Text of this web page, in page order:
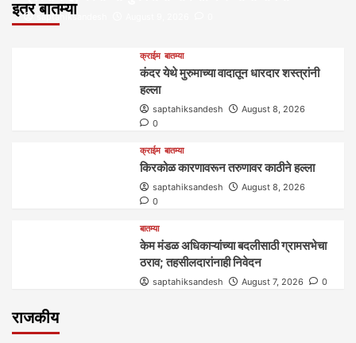
इतर बातम्या
saptahiksandesh
क्राईम बातम्या
कंदर येथे मुरुमाच्या वादातून धारदार शस्त्रांनी
हल्ला
saptahiksandesh
August 8, 2026
0
क्राईम बातम्या
किरकोळ कारणावरून तरुणावर काठीने हल्ला
saptahiksandesh
August 8, 2026
0
बातम्या
केम मंडळ अधिकाऱ्यांच्या बदलीसाठी ग्रामसभेचा
ठराव; तहसीलदारांनाही निवेदन
saptahiksandesh August 7, 2026 0
राजकीय